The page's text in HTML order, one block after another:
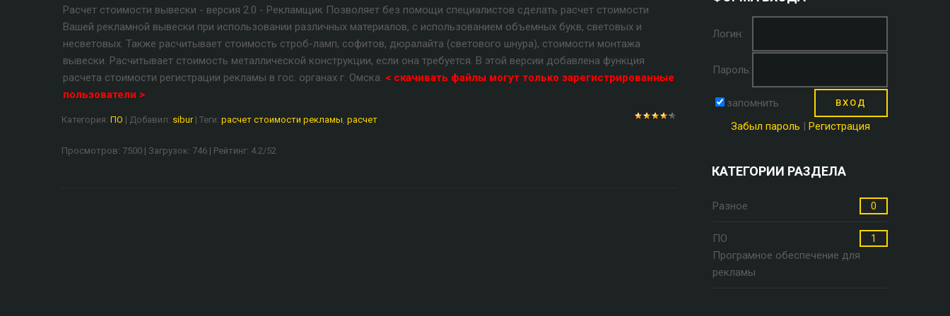
Расчет стоимости вывески - версия 2.0 - Рекламщик Позволяет без помощи специалистов сделать расчет стоимости
Вашей рекламной вывески при использовании различных материалов, с использованием объемных букв, световых и
несветовых. Также расчитывает стоимость строб-ламп, софитов, дюралайта (светового шнура), стоимости монтажа
вывески. Расчитывает стоимость металлической конструкции, если она требуется. В этой версии добавлена функция
расчета стоимости регистрации рекламы в гос. органах г. Омска. < скачивать файлы могут только зарегистрированные
пользователи >
Категория: ПО | Добавил: sibur | Теги: расчет стоимости рекламы, расчет
Просмотров: 7500 | Загрузок: 746 | Рейтинг: 4.2/52
Логин:
Пароль:
запомнить
Забыл пароль | Регистрация
КАТЕГОРИИ РАЗДЕЛА
Разное 0
ПО
1
Програмное обеспечение для
рекламы